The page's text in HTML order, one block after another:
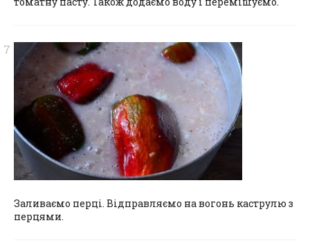
Заливаємо перці. Відправляємо на вогонь каструлю з
перцями.